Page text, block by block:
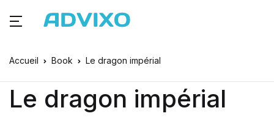
Accueil Book Le dragon impérial
Le dragon impérial